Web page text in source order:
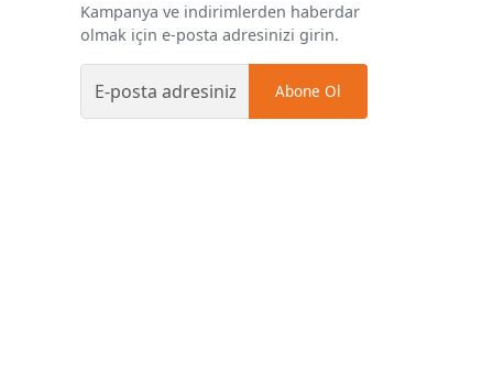
Kampanya ve indirimlerden haberdar
olmak için e-posta adresinizi girin.
Abone Ol